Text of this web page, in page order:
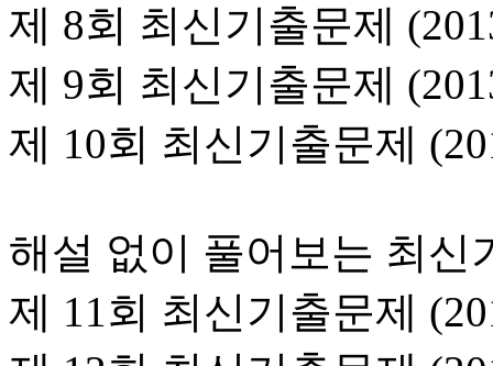
제 8회 최신기출문제
제 9회 최신기출문제
제 10회 최신기출문제
해설 없이 풀어보는 최신
제 11회 최신기출문제